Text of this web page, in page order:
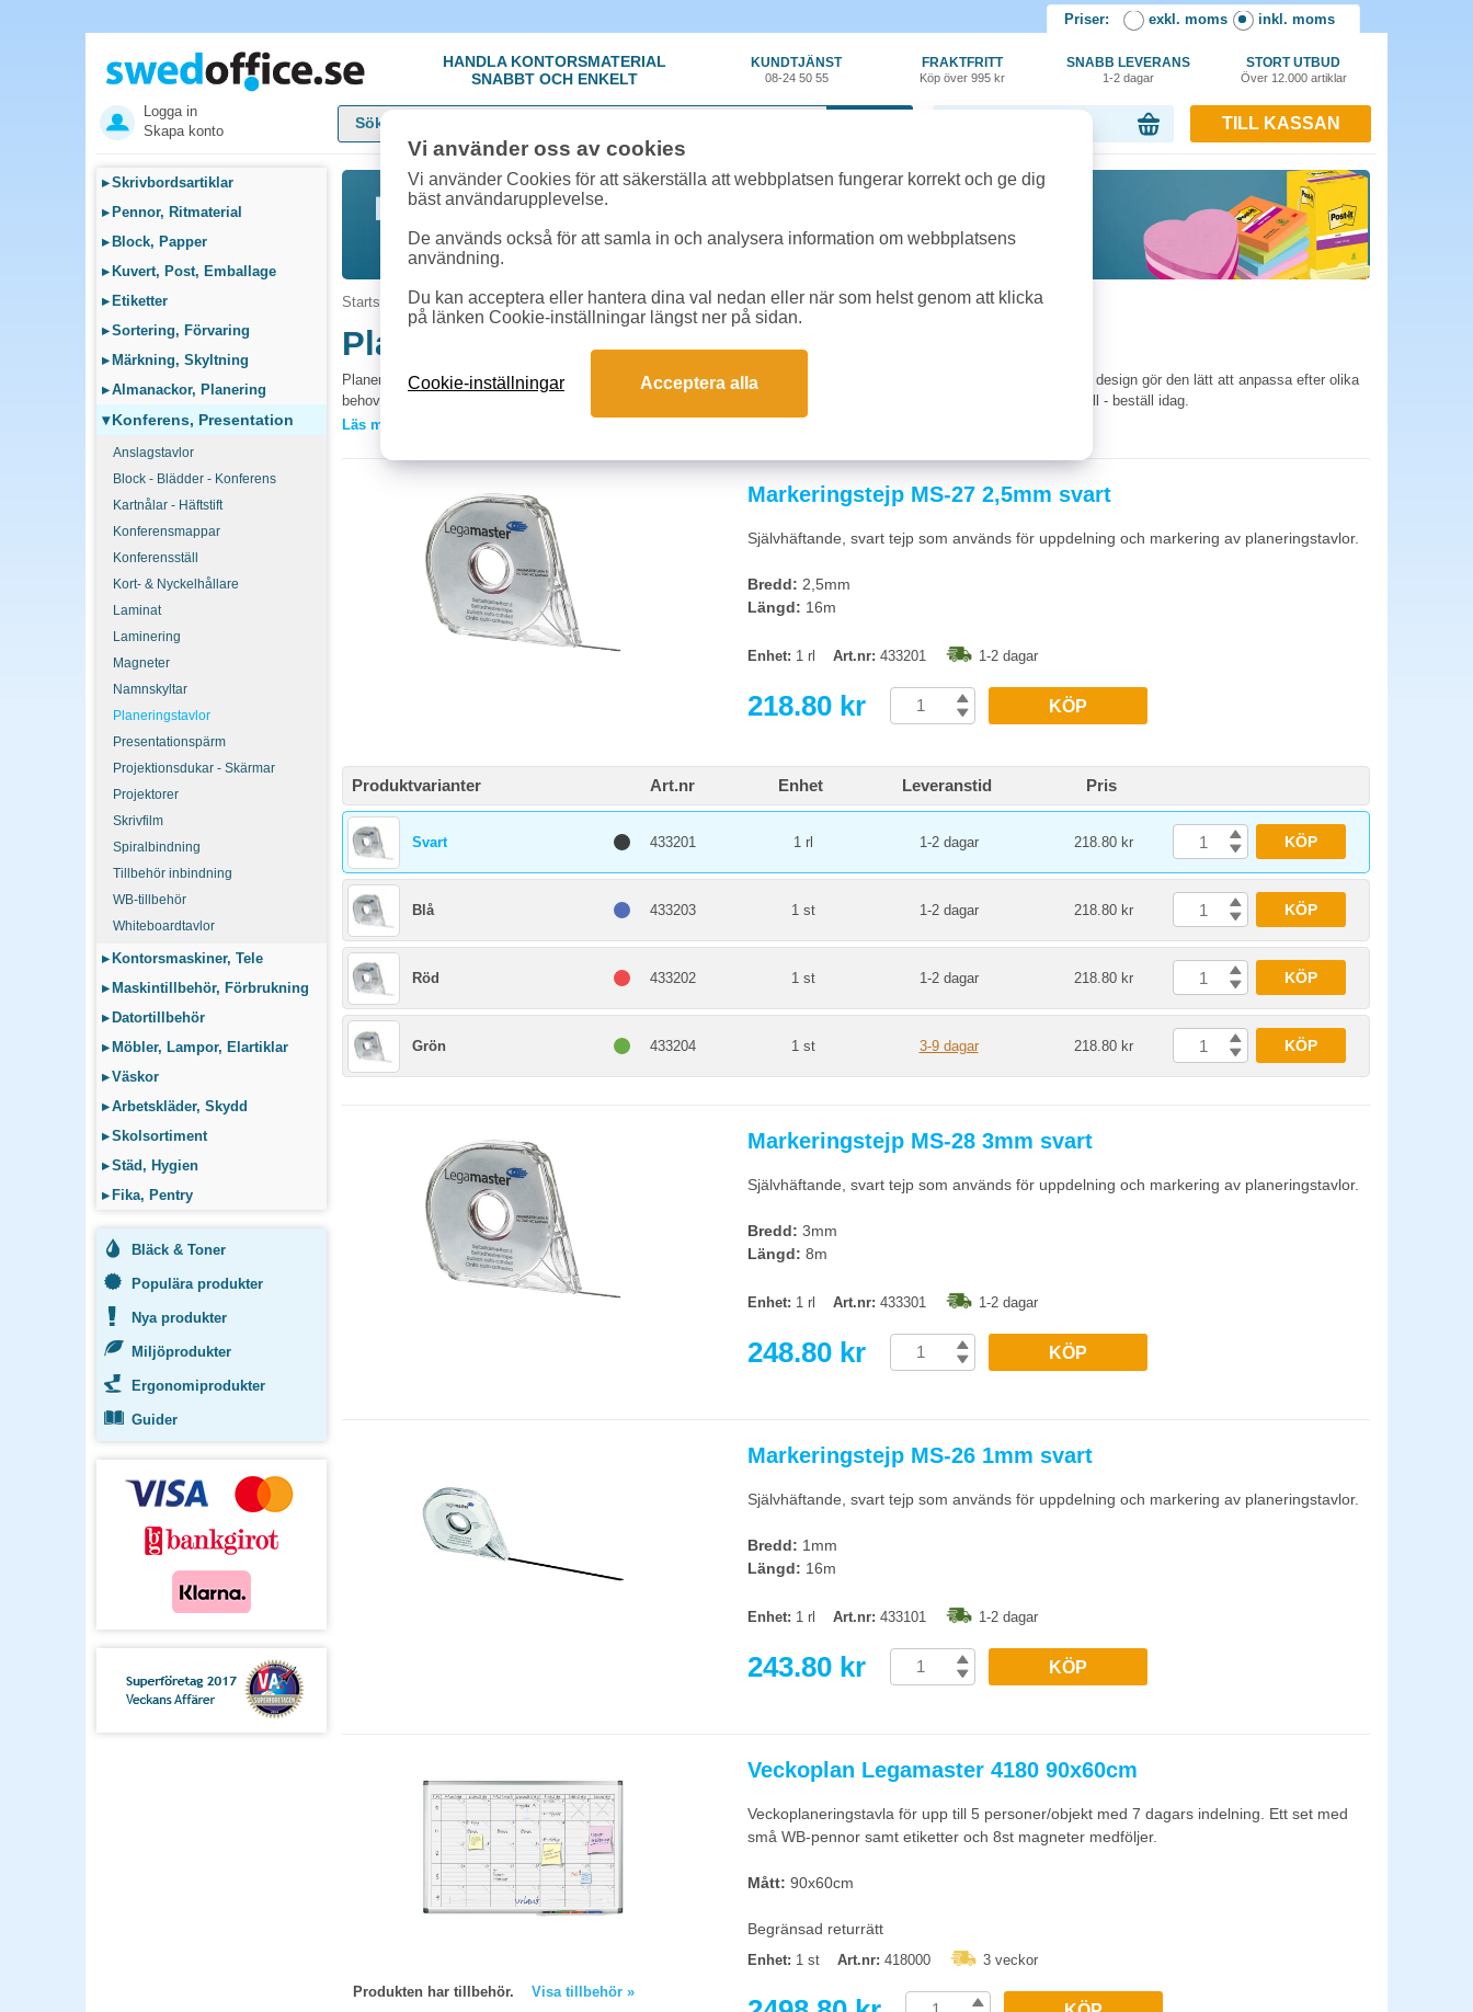
Priser: exkl. moms inkl. moms
HANDLA KONTORSMATERIAL
SNABBT OCH ENKELT
KUNDTJÄNST
08-24 50 55
FRAKTFRITT
Köp över 995 kr
SNABB LEVERANS
1-2 dagar
STORT UTBUD
Över 12.000 artiklar
Logga in
Skapa konto
TILL KASSAN
▸Skrivbordsartiklar
▸ Pennor, Ritmaterial
▸ Block, Papper
▸ Kuvert, Post, Emballage
▸ Etiketter
▸Sortering, Förvaring
▸ Märkning, Skyltning
▸Almanackor, Planering
▾Konferens, Presentation
Anslagstavlor
Block - Blädder - Konferens
Kartnålar - Häftstift
Konferensmappar
Konferensställ
Kort- & Nyckelhållare
Laminat
Laminering
Magneter
Namnskyltar
Planeringstavlor
Presentationspärm
Projektionsdukar - Skärmar
Projektorer
Skrivfilm
Spiralbindning
Tillbehör inbindning
WB-tillbehör
Whiteboardtavlor
▸ Kontorsmaskiner, Tele
▸ Maskintillbehör, Förbrukning
▸ Datortillbehör
▸ Möbler, Lampor, Elartiklar
▸Väskor
▸Arbetskläder, Skydd
▸Skolsortiment
▸Städ, Hygien
▸ Fika, Pentry
Bläck & Toner
Populära produkter
Nya produkter
Miljöprodukter
Ergonomiprodukter
Guider
Startsida »Konferens, Presentation» Planeringstavlor
Planeringstavlor
Planeringstavlan ger tydlig översikt och effektiviserar planering av uppgifter, projekt och möten. Magnetisk och flexibel design gör den lätt att anpassa efter olika
behov och tidsperspektiv. Investera i en planeringstavla för snabbare koordinering, ökad produktivitet och bättre kontroll - beställ idag.
Veckotavla räcker för operativ planering. Månadstavla passar projekt och resursplanering. Årsplaneringstavla används för semesterplanering, leveransschema
och långa projekt, bra att ha kompletterat med en operativ veckotavla.
Hur uppdateras en planeringstavla utan att förstöras?
Permanent ram med skrivbar duk: använd icke-permanenta whiteboardpennor eller magnetiska post-its. Rengör ytan med whiteboard-rengöring varannan vecka då
gammal färg blir svårare att torka bort med tiden.
Läs mer »
Markeringstejp MS-27 2,5mm svart
Självhäftande, svart tejp som används för uppdelning och markering av planeringstavlor.
Bredd: 2,5mm
Längd: 16m
Enhet: 1 rl Art.nr: 433201 1-2 dagar
218.80 kr KÖP
Produktvarianter Art.nr Enhet Leveranstid Pris
Svart 433201 1 rl 1-2 dagar 218.80 kr KÖP
Blå 433203 1 st 1-2 dagar 218.80 kr KÖP
Röd 433202 1 st 1-2 dagar 218.80 kr KÖP
Grön 433204 1 st 3-9 dagar 218.80 kr KÖP
Markeringstejp MS-28 3mm svart
Självhäftande, svart tejp som används för uppdelning och markering av planeringstavlor.
Bredd: 3mm
Längd: 8m
Enhet: 1 rl Art.nr: 433301 1-2 dagar
248.80 kr KÖP
Markeringstejp MS-26 1mm svart
Självhäftande, svart tejp som används för uppdelning och markering av planeringstavlor.
Bredd: 1mm
Längd: 16m
Enhet: 1 rl Art.nr: 433101 1-2 dagar
243.80 kr KÖP
Produkten har tillbehör. Visa tillbehör »
Veckoplan Legamaster 4180 90x60cm
Veckoplaneringstavla för upp till 5 personer/objekt med 7 dagars indelning. Ett set med
små WB-pennor samt etiketter och 8st magneter medföljer.
Mått: 90x60cm
Begränsad returrätt
Enhet: 1 st Art.nr: 418000 3 veckor
Vi använder oss av cookies
Vi använder Cookies för att säkerställa att webbplatsen fungerar korrekt och ge dig
bäst användarupplevelse.
De används också för att samla in och analysera information om webbplatsens
användning.
Du kan acceptera eller hantera dina val nedan eller när som helst genom att klicka
på länken Cookie-inställningar längst ner på sidan.
Cookie-inställningar Acceptera alla